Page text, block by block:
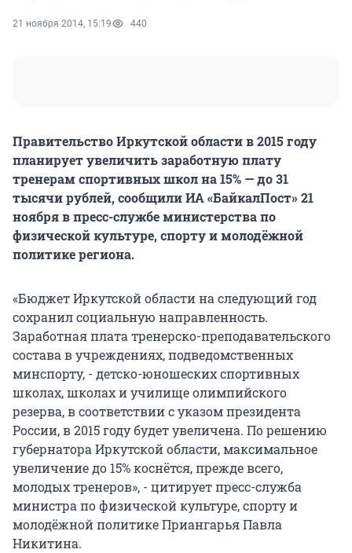
21 ноября 2014, 15:19 440
Правительство Иркутской области в 2015 году
планирует увеличить заработную плату
тренерам спортивных школ на 15% — до 31
тысячи рублей, сообщили ИА «БайкалПост» 21
ноября в пресс-службе министерства по
физической культуре, спорту и молодёжной
политике региона.
«Бюджет Иркутской области на следующий год
сохранил социальную направленность.
Заработная плата тренерско-преподавательского
состава в учреждениях, подведомственных
минспорту, - детско-юношеских спортивных
школах, школах и училище олимпийского
резерва, в соответствии с указом президента
России, в 2015 году будет увеличена. По решению
губернатора Иркутской области, максимальное
увеличение до 15% коснётся, прежде всего,
молодых тренеров», - цитирует пресс-служба
министра по физической культуре, спорту и
молодёжной политике Приангарья Павла
Никитина.